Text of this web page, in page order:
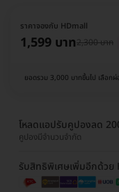
ราคาจองกับ HDmall
1,599 บาท2,300 บาท
ยอดรวม 3,000 บาทขึ้นไป เลือก
โหลดแอปรับคูปองลด
คูปองมีจำนวนจำกัด
รับสิทธิพิเศษเพิ่มอีกด้ว